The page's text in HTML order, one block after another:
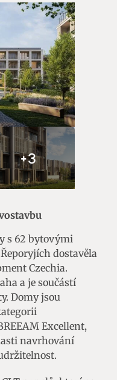
+3
s 62 bytovými
dostavěla
Czechia.
a je součástí
Domy jsou
Excellent,
navrhování